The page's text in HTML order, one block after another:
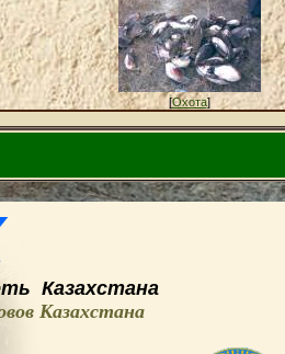
[Охота]
Казахстана
Казахстана